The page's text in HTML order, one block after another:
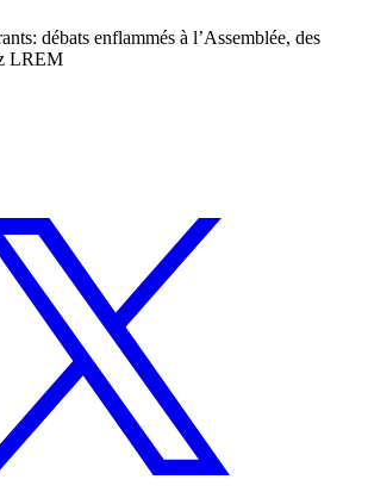
débats enflammés à l’Assemblée, des
LREM